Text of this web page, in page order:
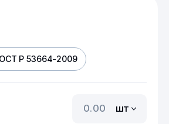
Р 53664-2009
шт